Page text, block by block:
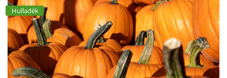
Hulladék